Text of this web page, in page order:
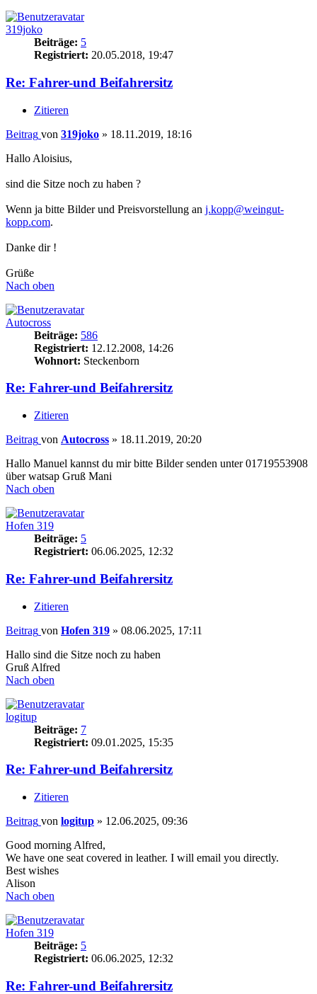
319joko
Beiträge: 5
Registriert: 20.05.2018, 19:47
Re: Fahrer-und Beifahrersitz
Zitieren
Beitrag von 319joko » 18.11.2019, 18:16
Hallo Aloisius,
sind die Sitze noch zu haben ?
Wenn ja bitte Bilder und Preisvorstellung an j.kopp@weingut-
kopp.com.
Danke dir !
Grüße
Nach oben
Autocross
Beiträge: 586
Registriert: 12.12.2008, 14:26
Wohnort: Steckenborn
Re: Fahrer-und Beifahrersitz
Zitieren
Beitrag von Autocross » 18.11.2019, 20:20
Hallo Manuel kannst du mir bitte Bilder senden unter 01719553908
über watsap Gruß Mani
Nach oben
Hofen 319
Beiträge: 5
Registriert: 06.06.2025, 12:32
Re: Fahrer-und Beifahrersitz
Zitieren
Beitrag von Hofen 319 » 08.06.2025, 17:11
Hallo sind die Sitze noch zu haben
Gruß Alfred
Nach oben
logitup
Beiträge: 7
Registriert: 09.01.2025, 15:35
Re: Fahrer-und Beifahrersitz
Zitieren
Beitrag von logitup » 12.06.2025, 09:36
Good morning Alfred,
We have one seat covered in leather. I will email you directly.
Best wishes
Alison
Nach oben
Hofen 319
Beiträge: 5
Registriert: 06.06.2025, 12:32
Re: Fahrer-und Beifahrersitz